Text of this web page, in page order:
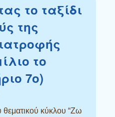
το ταξίδι
της
το
7ο)
κύκλου “Ζω